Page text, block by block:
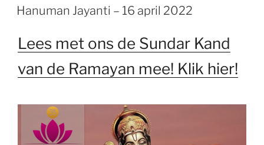
OP
Hanuman Jayanti – 16 april 2022
Lees met ons de Sundar Kand
van de Ramayan mee! Klik hier!